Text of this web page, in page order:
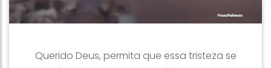
Querido Deus, permita que essa tristeza se